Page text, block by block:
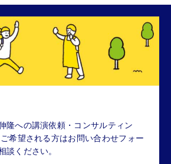
隆への講演依頼・コンサルティン
希望される方はお問い合わせフォー
談ください。